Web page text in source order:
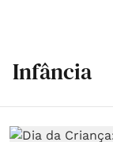
Infância